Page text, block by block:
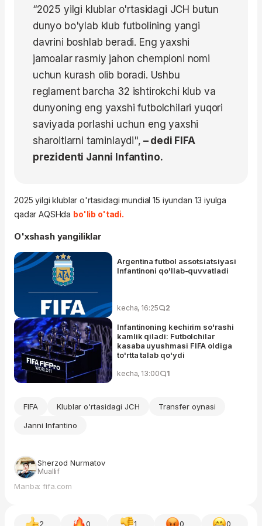
“2025 yilgi klublar o'rtasidagi JCH butun
dunyo bo'ylab klub futbolining yangi
davrini boshlab beradi. Eng yaxshi
jamoalar rasmiy jahon chempioni nomi
uchun kurash olib boradi. Ushbu
reglament barcha 32 ishtirokchi klub va
dunyoning eng yaxshi futbolchilari yuqori
saviyada porlashi uchun eng yaxshi
sharoitlarni taminlaydi", – dedi FIFA
prezidenti Janni Infantino.
2025 yilgi klublar o'rtasidagi mundial 15 iyundan 13 iyulga
qadar AQSHda bo'lib o'tadi.
O'xshash yangiliklar
Argentina futbol assotsiatsiyasi
Infantinoni qo'llab-quvvatladi
kecha, 16:25 2
Infantinoning kechirim so'rashi
kamlik qiladi: Futbolchilar
kasaba uyushmasi FIFA oldiga
to'rtta talab qo'ydi
kecha, 13:00 1
FIFA Klublar o'rtasidagi JCH
Transfer oynasi
Janni Infantino
Sherzod Nurmatov
Muallif
Manba: fifa.com
2 0 1 0 0